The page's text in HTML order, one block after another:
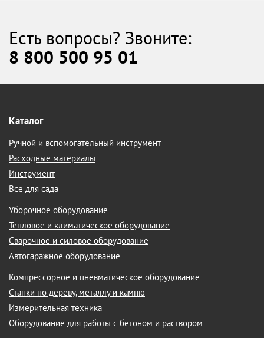
Есть вопросы? Звоните:
8 800 500 95 01
Каталог
Ручной и вспомогательный инструмент
Расходные материалы
Инструмент
Все для сада
Уборочное оборудование
Тепловое и климатическое оборудование
Сварочное и силовое оборудование
Автогаражное оборудование
Компрессорное и пневматическое оборудование
Станки по дереву, металлу и камню
Измерительная техника
Оборудование для работы с бетоном и раствором